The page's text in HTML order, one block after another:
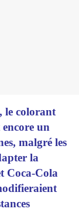
le colorant
un
malgré les
la
Coca-Cola